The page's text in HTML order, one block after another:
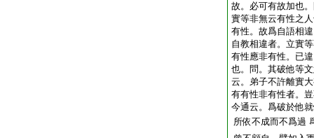
故。必可有故加也
實等非無云有性之
有性。故爲自語相
自教相違者。立實
有性應非有性。已
也。問。其破他等
云。弟子不許離實
有有性非有性者。
今通云。爲破於他
所依不成而不爲過